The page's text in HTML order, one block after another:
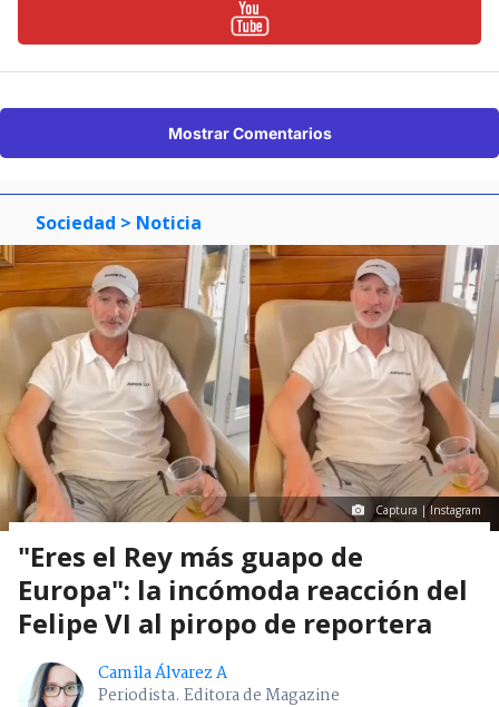
Mostrar Comentarios
Sociedad > Noticia
Captura | Instagram
"Eres el Rey más guapo de
Europa": la incómoda reacción del
Felipe VI al piropo de reportera
Camila Álvarez A
Periodista. Editora de Magazine